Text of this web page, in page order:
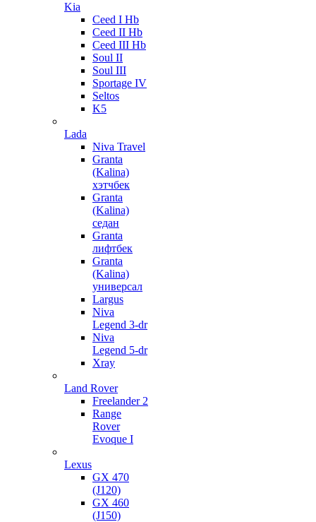
Kia
Ceed I Hb
Ceed II Hb
Ceed III Hb
Soul II
Soul III
Sportage IV
Seltos
K5
Lada
Niva Travel
Granta
(Kalina)
хэтчбек
Granta
(Kalina)
седан
Granta
лифтбек
Granta
(Kalina)
универсал
Largus
Niva
Legend 3-dr
Niva
Legend 5-dr
Xray
Land Rover
Freelander 2
Range
Rover
Evoque I
Lexus
GX 470
(J120)
GX 460
(J150)